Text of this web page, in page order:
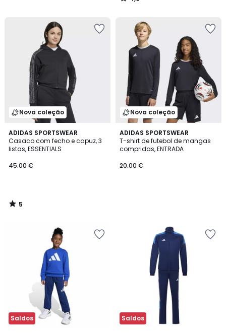
/
Nova coleção
ADIDAS SPORTSWEAR
Casaco com fecho e capuz, 3
listas, ESSENTIALS
45.00 €
5
/
5
5
/
Nova coleção
ADIDAS SPORTSWEAR
T-shirt de futebol de mangas
compridas, ENTRADA
20.00 €
Saldos Saldos